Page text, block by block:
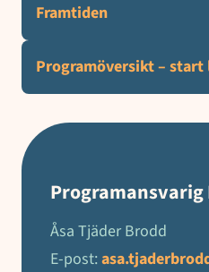
Framtiden
Programöversikt – start
Programansvarig
Åsa Tjäder Brodd
E-post: